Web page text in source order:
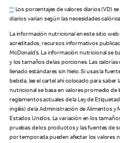
**Los porcentajes de valores diarios (VD)
diarios varían según las necesidades
La información nutricional en este sitio
acreditados, recursos informativos
McDonald’s. La información nutricional se
y los tamaños de las porciones. Las
llenado estándares sin hielo. Si usas la
bebida, lee el cartel ahí colocado para
nutricional se basa en valores promedio de
reglamentos actuales de la Ley de
inglés) de la Administración de Alimentos y
Estados Unidos. La variación en los
pruebas de los productos y las fuentes de
por temporada pueden afectar los valores